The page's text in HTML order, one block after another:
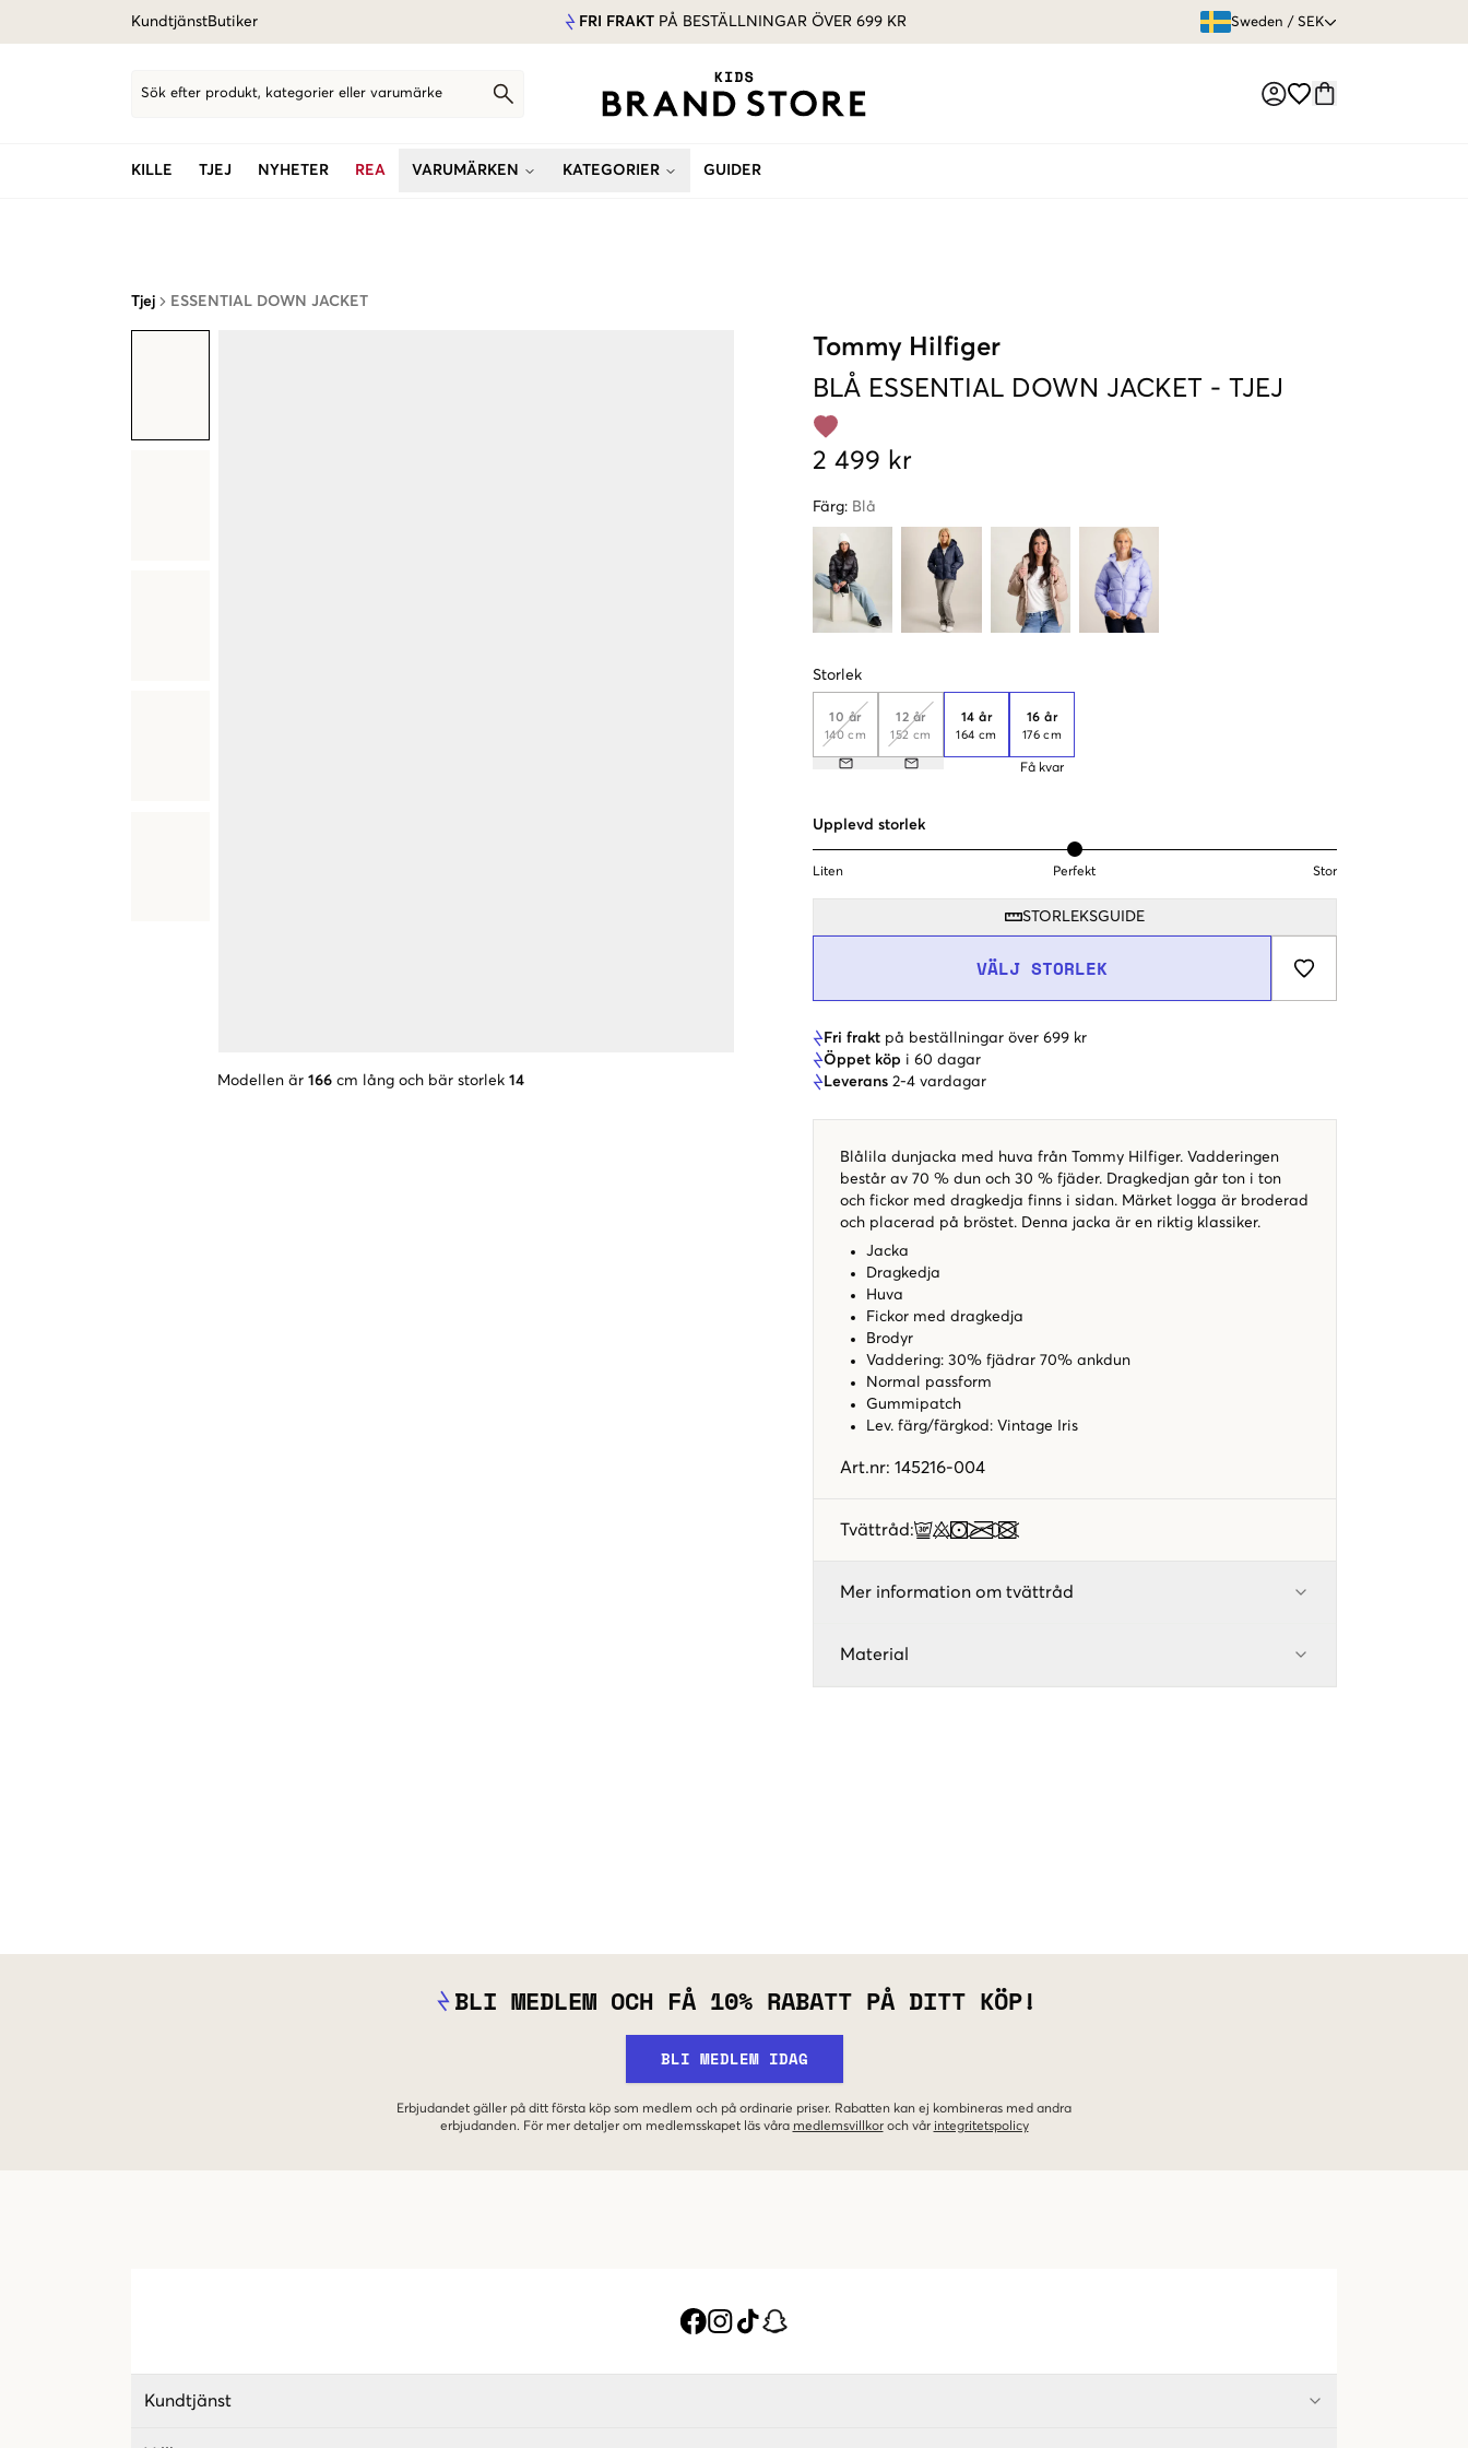
KundtjänstButiker FRI FRAKT PÅ BESTÄLLNINGAR ÖVER 699 KR Sweden / SEK
Sök efter produkt, kategorier eller varumärke
KILLE TJEJ NYHETER REA VARUMÄRKEN KATEGORIER GUIDER
Tjej ESSENTIAL DOWN JACKET
Modellen är 166 cm lång och bär storlek 14
Tommy Hilfiger
BLÅ ESSENTIAL DOWN JACKET - TJEJ
2 499 kr
Färg: Blå
Storlek
10 år
140 cm
12 år
152 cm
14 år
164 cm
16 år
176 cm
Få kvar
Upplevd storlek
Liten Perfekt Stor
STORLEKSGUIDE
VÄLJ STORLEK
Fri frakt på beställningar över 699 kr
Öppet köp i 60 dagar
Leverans 2-4 vardagar
Blålila dunjacka med huva från Tommy Hilfiger. Vadderingen
består av 70 % dun och 30 % fjäder. Dragkedjan går ton i ton
och fickor med dragkedja finns i sidan. Märket logga är broderad
och placerad på bröstet. Denna jacka är en riktig klassiker.
Jacka
Dragkedja
Huva
Fickor med dragkedja
Brodyr
Vaddering: 30% fjädrar 70% ankdun
Normal passform
Gummipatch
Lev. färg/färgkod : Vintage Iris
Art.nr: 145216-004
Tvättråd:
Mer information om tvättråd
Material
BLI MEDLEM OCH FÅ 10% RABATT PÅ DITT KÖP!
BLI MEDLEM IDAG
Erbjudandet gäller på ditt första köp som medlem och på ordinarie priser. Rabatten kan ej kombineras med andra
erbjudanden. För mer detaljer om medlemsskapet läs våra medlemsvillkor och vår integritetspolicy
Kundtjänst